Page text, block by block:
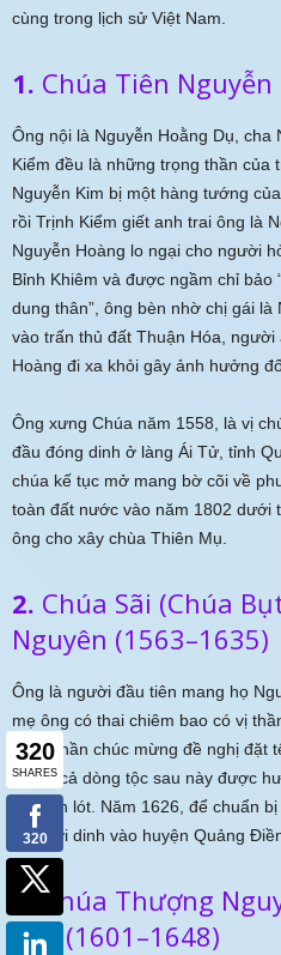
cùng trong lịch sử Việt Nam.
1. Chúa Tiên
Ông nội là Nguyễn Hoằng Dụ, cha
Kiểm đều là những trọng thần của
Nguyễn Kim bị một hàng tướng
rồi Trịnh Kiểm giết anh trai ông là
Nguyễn Hoàng lo ngại cho người
Bỉnh Khiêm và được ngầm chỉ bảo
dung thân”, ông bèn nhờ chị gái là
vào trấn thủ đất Thuận Hóa, người
Hoàng đi xa khỏi gây ảnh hưởng
Ông xưng Chúa năm 1558, là vị
đầu đóng dinh ở làng Ái Tử, tỉnh
chúa kế tục mở mang bờ cõi về
toàn đất nước vào năm 1802 dưới
ông cho xây chùa Thiên Mụ.
2. Chúa Sãi (Chúa
Nguyên (1563–1635)
Ông là người đầu tiên mang họ
mẹ ông có thai chiêm bao có vị
quần thần chúc mừng đề nghị đặt
muốn cả dòng tộc sau này được
làm tên lót. Năm 1626, để chuẩn
cho dời dinh vào huyện Quảng
3.Chúa Thượng
Lan (1601–1648)